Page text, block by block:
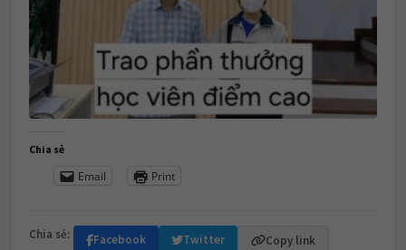
Chia sẻ
Email Print
Chia sẻ: Facebook Twitter Copy link